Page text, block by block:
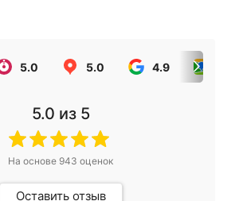
5.0 5.0 4.9
5.0 из 5
На основе 943 оценок
Оставить отзыв